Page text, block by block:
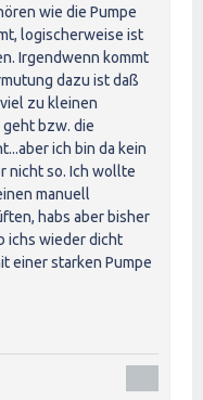
wie die Pumpe
logischerweise ist
Irgendwenn kommt
dazu ist daß
zu kleinen
bzw. die
ich bin da kein
nicht so. Ich wollte
manuell
habs aber bisher
ichs wieder dicht
einer starken Pumpe